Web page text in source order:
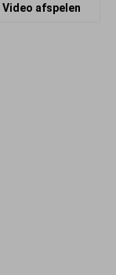
Video afspelen